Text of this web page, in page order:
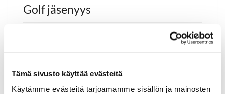
Tämä sivusto käyttää evästeitä
Käytämme evästeitä tarjoamamme sisällön ja mainosten
Golf jäsenyys